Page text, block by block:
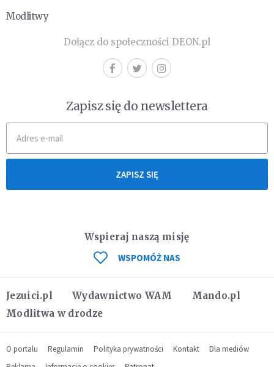
Modlitwy
Dołącz do społeczności DEON.pl
Zapisz się do newslettera
ZAPISZ SIĘ
Jezuici.pl Wydawnictwo WAM
Mando.pl
Modlitwa w drodze
Wspieraj naszą misję
WSPOMÓŻ NAS
O portalu Regulamin Polityka prywatności Kontakt
Dla mediów